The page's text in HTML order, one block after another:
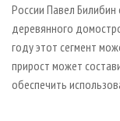
России Павел
деревянного
году этот сегмент
прирост может
обеспечить